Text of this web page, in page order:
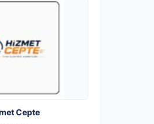
Cepte